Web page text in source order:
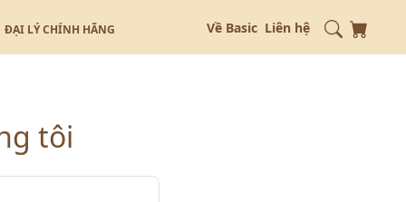
ĐẠI LÝ CHÍNH HÃNG Về Basic Liên hệ
tôi